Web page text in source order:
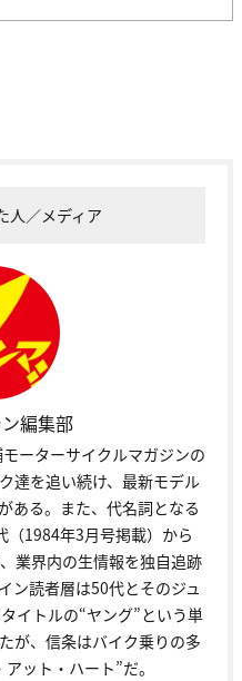
人／メディア
編集部
ーターサイクルマガジンの
達を追い続け、最新モデル
ある。また、代名詞となる
（1984年3月号掲載）から
業界内の生情報を独自追跡
ン読者層は50代とそのジュ
イトルの“ヤング”という単
が、信条はバイク乗りの多
ット・ハート”だ。